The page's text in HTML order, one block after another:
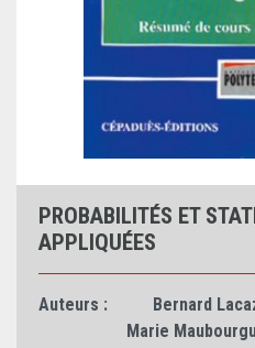
PROBABILITÉS ET
APPLIQUÉES
Auteurs : Bernard
Marie